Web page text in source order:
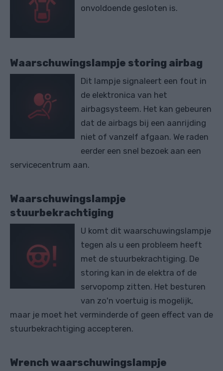
onvoldoende gesloten is.
Waarschuwingslampje storing airbag
Dit lampje signaleert een fout in
de elektronica van het
airbagsysteem. Het kan gebeuren
dat de airbags bij een aanrijding
niet of vanzelf afgaan. We raden
eerder een snel bezoek aan een
servicecentrum aan.
Waarschuwingslampje
stuurbekrachtiging
U komt dit waarschuwingslampje
tegen als u een probleem heeft
met de stuurbekrachtiging. De
storing kan in de elektra of de
servopomp zitten. Het besturen
van zo'n voertuig is mogelijk,
maar je moet het verminderde of geen effect van de
stuurbekrachtiging accepteren.
Wrench waarschuwingslampje